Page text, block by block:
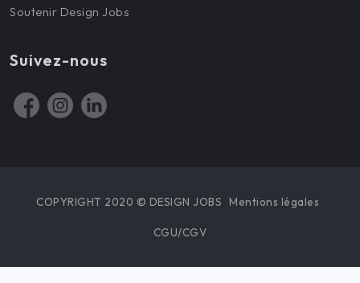
Soutenir Design Jobs
Suivez-nous
COPYRIGHT 2020 © DESIGN JOBS Mentions légales
CGU/CGV